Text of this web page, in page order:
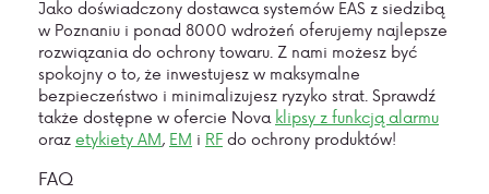
Jako doświadczony dostawca systemów EAS z siedzibą
w Poznaniu i ponad 8000 wdrożeń oferujemy najlepsze
rozwiązania do ochrony towaru. Z nami możesz być
spokojny o to, że inwestujesz w maksymalne
bezpieczeństwo i minimalizujesz ryzyko strat. Sprawdź
także dostępne w ofercie Nova klipsy z funkcją alarmu
orazetykiety AM, EM i RFdo ochrony produktów!
FAQ